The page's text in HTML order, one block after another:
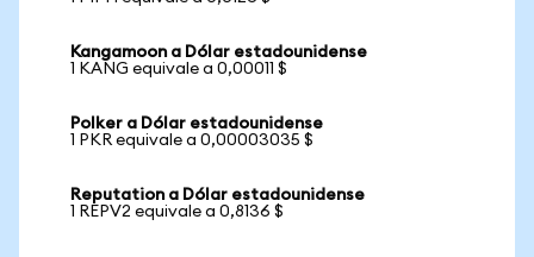
Kangamoon a Dólar estadounidense
1 KANG equivale a 0,00011 $
Polker a Dólar estadounidense
1 PKR equivale a 0,00003035 $
Reputation a Dólar estadounidense
1 REPV2 equivale a 0,8136 $